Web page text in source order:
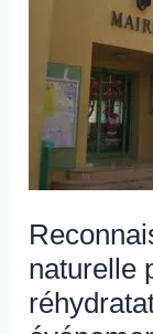
naturelle
catastrophe
naturelle
pour
sécheresse
et
réhydratation
sols
pour
les
événements